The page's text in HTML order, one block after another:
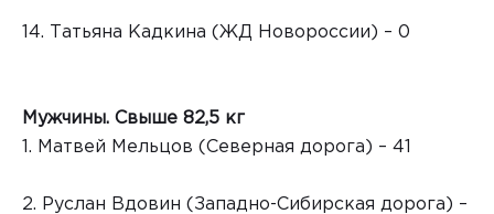
14. Татьяна Кадкина (ЖД Новороссии) – 0
Мужчины. Свыше 82,5 кг
1. Матвей Мельцов (Северная дорога) – 41
2. Руслан Вдовин (Западно-Сибирская дорога) –